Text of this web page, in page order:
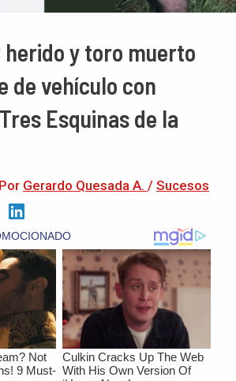
herido y toro muerto
de vehículo con
Esquinas de la
Gerardo Quesada A. / Sucesos